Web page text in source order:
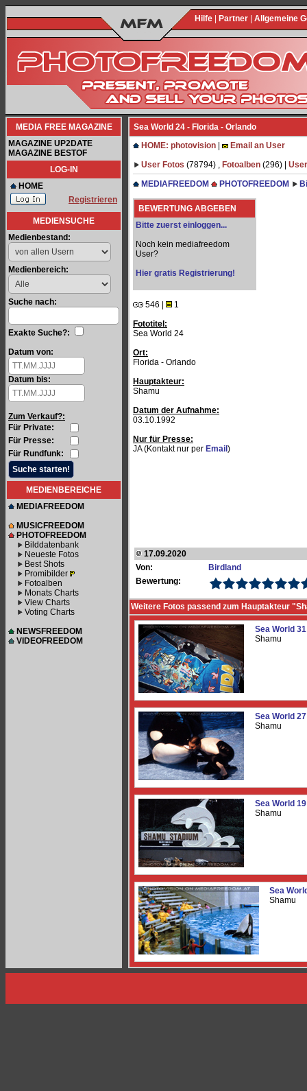
Hilfe Partner Allgemeine
MEDIA FREE MAGAZINE
MAGAZINE UP2DATE
MAGAZINE BESTOF
LOG-IN
HOME
Registrieren
MEDIENSUCHE
Medienbestand:
Medienbereich:
Suche nach:
Exakte Suche?:
Datum von:
Datum bis:
Zum Verkauf?:
Für Private:
Für Presse:
Für Rundfunk:
MEDIENBEREICHE
MEDIAFREEDOM
MUSICFREEDOM
PHOTOFREEDOM
Bilddatenbank
Neueste Fotos
Best Shots
Promibilder
Fotoalben
Monats Charts
View Charts
Voting Charts
NEWSFREEDOM
VIDEOFREEDOM
Sea World 24 - Florida - Orlando
HOME: photovision
Email an User
User Fotos (78794) , Fotoalben (296) |
MEDIAFREEDOM
PHOTOFREEDOM
BEWERTUNG ABGEBEN
Bitte zuerst einloggen...
Noch kein mediafreedom
User?
Hier gratis Registrierung!
546 |
1
Fototitel:
Sea World 24
Ort:
Florida - Orlando
Hauptakteur:
Shamu
Datum der Aufnahme:
03.10.1992
Nur für Presse:
JA (Kontakt nur per Email )
17.09.2020
Von:
Birdland
Bewertung:
Weitere Fotos passend zum Hauptakteur
Sea World 31
Shamu
Sea World 27
Shamu
Sea World 19
Shamu
Sea
Shamu